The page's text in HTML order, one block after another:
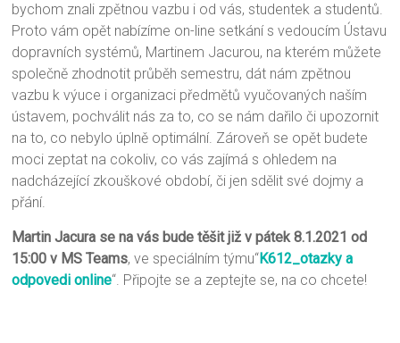
bychom znali zpětnou vazbu i od vás, studentek a studentů.
Proto vám opět nabízíme on-line setkání s vedoucím Ústavu
dopravních systémů, Martinem Jacurou, na kterém můžete
společně zhodnotit průběh semestru, dát nám zpětnou
vazbu k výuce i organizaci předmětů vyučovaných naším
ústavem, pochválit nás za to, co se nám dařilo či upozornit
na to, co nebylo úplně optimální. Zároveň se opět budete
moci zeptat na cokoliv, co vás zajímá s ohledem na
nadcházející zkouškové období, či jen sdělit své dojmy a
přání.
Martin Jacura se na vás bude těšit již v pátek 8.1.2021 od
15:00 v MS Teams, ve speciálním týmu“K612_otazky a
odpovedi online“. Připojte se a zeptejte se, na co chcete!